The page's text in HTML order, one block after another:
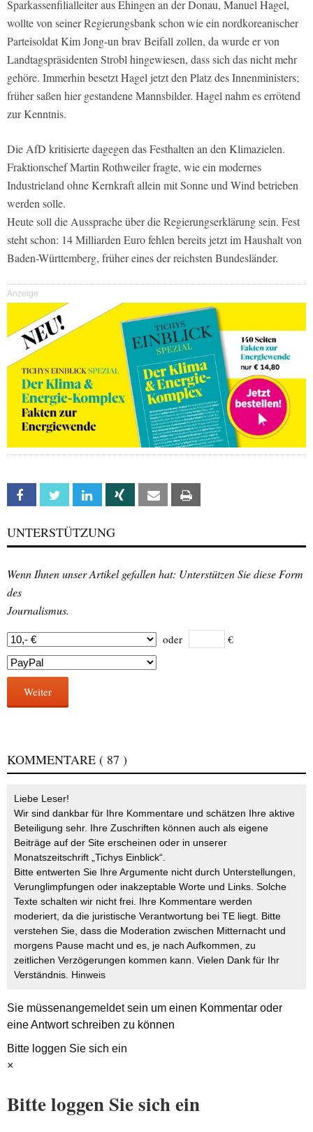
Sparkassenfilialleiter aus Ehingen an der Donau, Manuel Hagel,
wollte von seiner Regierungsbank schon wie ein nordkoreanischer
Parteisoldat Kim Jong-un brav Beifall zollen, da wurde er von
Landtagspräsidenten Strobl hingewiesen, dass sich das nicht mehr
gehöre. Immerhin besetzt Hagel jetzt den Platz des Innenministers;
früher saßen hier gestandene Mannsbilder. Hagel nahm es errötend
zur Kenntnis.
Die AfD kritisierte dagegen das Festhalten an den Klimazielen.
Fraktionschef Martin Rothweiler fragte, wie ein modernes
Industrieland ohne Kernkraft allein mit Sonne und Wind betrieben
werden solle.
Heute soll die Aussprache über die Regierungserklärung sein. Fest
steht schon: 14 Milliarden Euro fehlen bereits jetzt im Haushalt von
Baden-Württemberg, früher eines der reichsten Bundesländer.
Anzeige
Facebook Twitter Linkedin Xing Email
UNTERSTÜTZUNG
Wenn Ihnen unser Artikel gefallen hat: Unterstützen Sie diese Form
des
Journalismus.
oder €
Weiter
KOMMENTARE ( 87 )
Liebe Leser!
Wir sind dankbar für Ihre Kommentare und schätzen Ihre aktive
Beteiligung sehr. Ihre Zuschriften können auch als eigene
Beiträge auf der Site erscheinen oder in unserer
Monatszeitschrift „Tichys Einblick“.
Bitte entwerten Sie Ihre Argumente nicht durch Unterstellungen,
Verunglimpfungen oder inakzeptable Worte und Links. Solche
Texte schalten wir nicht frei. Ihre Kommentare werden
moderiert, da die juristische Verantwortung bei TE liegt. Bitte
verstehen Sie, dass die Moderation zwischen Mitternacht und
morgens Pause macht und es, je nach Aufkommen, zu
zeitlichen Verzögerungen kommen kann. Vielen Dank für Ihr
Verständnis. Hinweis
Sie müssenangemeldetsein um einen Kommentar oder
eine Antwort schreiben zu können
Bitte loggen Sie sich ein
×
Bitte loggen Sie sich ein